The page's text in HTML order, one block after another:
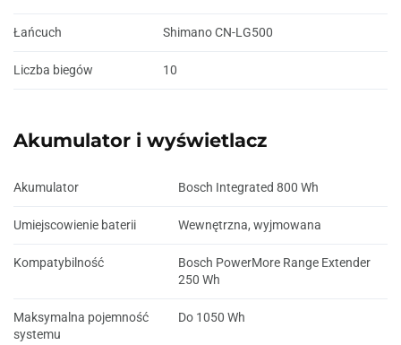
Łańcuch Shimano CN-LG500
Liczba biegów 10
Akumulator i wyświetlacz
Akumulator Bosch Integrated 800 Wh
Umiejscowienie baterii Wewnętrzna, wyjmowana
Kompatybilność
Bosch PowerMore Range Extender
250 Wh
Maksymalna pojemność
systemu
Do 1050 Wh